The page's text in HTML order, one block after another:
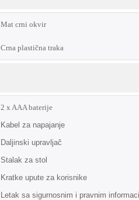
Mat crni okvir
Crna plastična traka
2 x AAA baterije
Kabel za napajanje
Daljinski upravljač
Stalak za stol
Kratke upute za korisnike
Letak sa sigurnosnim i pravnim